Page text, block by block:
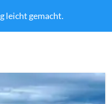
leicht gemacht.